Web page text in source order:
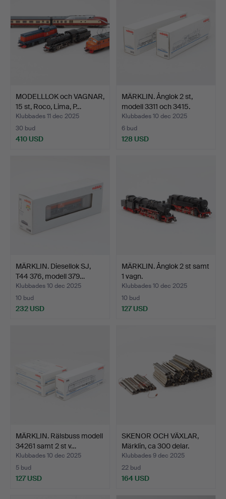
MODELLLOK och VAGNAR,
15 st, Roco, Lima, P…
Klubbades 11 dec 2025
30 bud
410 USD
MÄRKLIN. Ånglok 2 st,
modell 3311 och 3415.
Klubbades 10 dec 2025
6 bud
128 USD
MÄRKLIN. Diesellok SJ,
T44 376, modell 379…
Klubbades 10 dec 2025
10 bud
232 USD
MÄRKLIN. Ånglok 2 st samt
1 vagn.
Klubbades 10 dec 2025
10 bud
127 USD
MÄRKLIN. Rälsbuss modell
34261 samt 2 st v…
Klubbades 10 dec 2025
5 bud
127 USD
SKENOR OCH VÄXLAR,
Märklin, ca 300 delar.
Klubbades 9 dec 2025
22 bud
164 USD